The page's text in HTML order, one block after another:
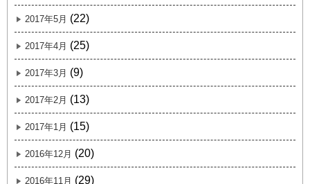
2017年5月 (22)
2017年4月 (25)
2017年3月 (9)
2017年2月 (13)
2017年1月 (15)
2016年12月 (20)
2016年11月 (29)